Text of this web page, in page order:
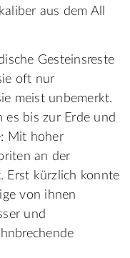
aus dem All
Gesteinsreste
oft nur
meist unbemerkt.
es bis zur Erde und
Mit hoher
an der
Erst kürzlich konnte
von ihnen
und